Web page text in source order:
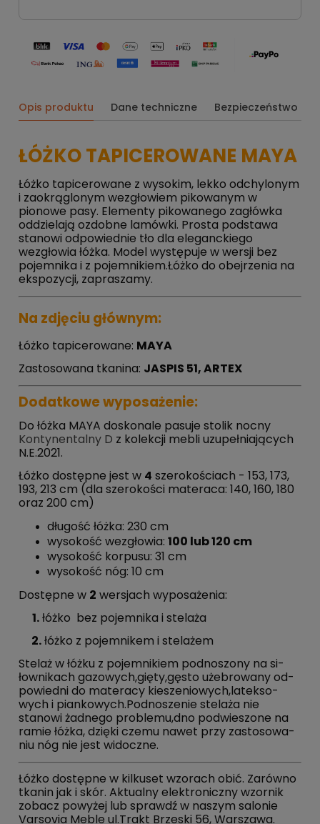
Opis produktu Dane techniczne Bezpieczeństwo
ŁÓŻKO TAPICEROWANE MAYA
Łóżko tapicerowane z wysokim, lekko odchylonym
i zaokrąglonym wezgłowiem pikowanym w
pionowe pasy. Elementy pikowanego zagłówka
oddzielają ozdobne lamówki. Prosta podstawa
stanowi odpowiednie tło dla eleganckiego
wezgłowia łóżka. Model występuje w wersji bez
pojemnika i z pojemnikiem.Łóżko do obejrzenia na
ekspozycji, zapraszamy.
Na zdjęciu głównym:
Łóżko tapicerowane: MAYA
Zastosowana tkanina: JASPIS 51, ARTEX
Dodatkowe wyposażenie:
Do łóżka MAYA doskonale pasuje stolik nocny
Kontynentalny D z kolekcji mebli uzupełniających
N.E.2021.
Łóżko dostępne jest w 4 szerokościach - 153, 173,
193, 213 cm (dla szerokości materaca: 140, 160, 180
oraz 200 cm)
długość łóżka: 230 cm
wysokość wezgłowia: 100 lub 120 cm
wysokość korpusu: 31 cm
wysokość nóg: 10 cm
Dostępne w 2 wersjach wyposażenia:
1.łóżko bez pojemnika i stelaża
2.łóżko z pojemnikem i stelażem
Stelaż w łóżku z po­jem­ni­kiem podno­szo­ny na si­
łow­ni­kach gazowych,gięty,gęsto uże­bro­wa­ny od­
po­wied­ni do materacy kie­sze­nio­wych,la­tek­so­
wych i pian­ko­wych.Pod­no­sze­nie stelaża nie
stanowi żadnego problemu,dno podwie­szo­ne na
ramie łóżka, dzięki czemu nawet przy za­sto­so­wa­
niu nóg nie jest widoczne.
Łóżko dostępne w kilkuset wzorach obić. Zarówno
tkanin jak i skór. Aktualny elektroniczny wzornik
zobacz powyżej lub sprawdź w naszym salonie
Varsovia Meble ul.Trakt Brzeski 56, Warszawa.